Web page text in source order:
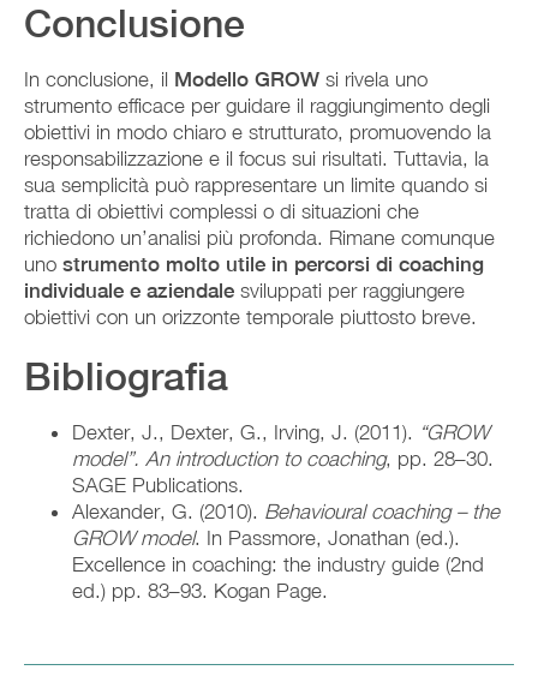
Conclusione
In conclusione, il Modello GROW si rivela uno
strumento efficace per guidare il raggiungimento degli
obiettivi in modo chiaro e strutturato, promuovendo la
responsabilizzazione e il focus sui risultati. Tuttavia, la
sua semplicità può rappresentare un limite quando si
tratta di obiettivi complessi o di situazioni che
richiedono un’analisi più profonda. Rimane comunque
uno strumento molto utile in percorsi di coaching
individuale e aziendale sviluppati per raggiungere
obiettivi con un orizzonte temporale piuttosto breve.
Bibliografia
Dexter, J., Dexter, G., Irving, J. (2011). “GROW
model”. An introduction to coaching, pp. 28–30.
SAGE Publications.
Alexander, G. (2010). Behavioural coaching – the
GROW model. In Passmore, Jonathan (ed.).
Excellence in coaching: the industry guide (2nd
ed.) pp. 83–93. Kogan Page.